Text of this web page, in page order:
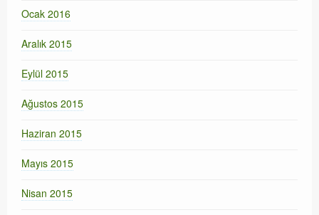
Ocak 2016
Aralık 2015
Eylül 2015
Ağustos 2015
Haziran 2015
Mayıs 2015
Nisan 2015